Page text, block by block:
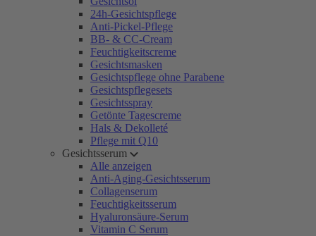
24h-Gesichtspflege
Anti-Pickel-Pflege
BB- & CC-Cream
Feuchtigkeitscreme
Gesichtsmasken
Gesichtspflege ohne Parabene
Gesichtspflegesets
Gesichtsspray
Getönte Tagescreme
Hals & Dekolleté
Pflege mit Q10
Gesichtsserum
Alle anzeigen
Anti-Aging-Gesichtsserum
Collagenserum
Feuchtigkeitsserum
Hyaluronsäure-Serum
Vitamin C Serum